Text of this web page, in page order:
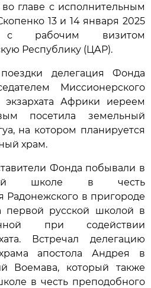
главе с исполнительным
13 и 14 января 2025
с рабочим визитом
Республику (ЦАР).
делегация Фонда
Миссионерского
экзархата Африки иереем
посетила земельный
на котором планируется
храм.
Фонда побывали в
школе в честь
Радонежского в пригороде
первой русской школой в
при содействии
Встречал делегацию
апостола Андрея в
Воемава, который также
в честь преподобного